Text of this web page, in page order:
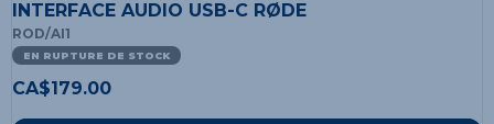
INTERFACE AUDIO USB-C RØDE
ROD/AI1
EN RUPTURE DE STOCK
CA$179.00